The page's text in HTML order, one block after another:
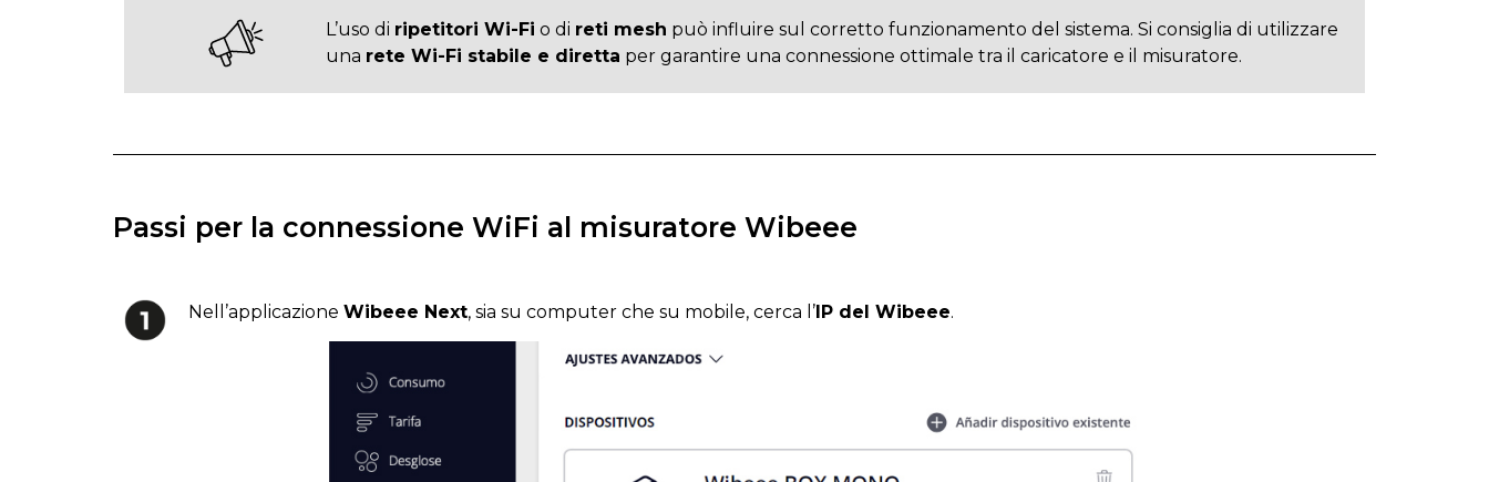
L’uso di ripetitori Wi-Fi o di reti mesh può influire sul corretto funzionamento del sistema. Si consiglia di utilizzare
una rete Wi-Fi stabile e diretta per garantire una connessione ottimale tra il caricatore e il misuratore.
Passi per la connessione WiFi al misuratore Wibeee
Nell’applicazione Wibeee Next, sia su computer che su mobile, cerca l’IP del Wibeee.